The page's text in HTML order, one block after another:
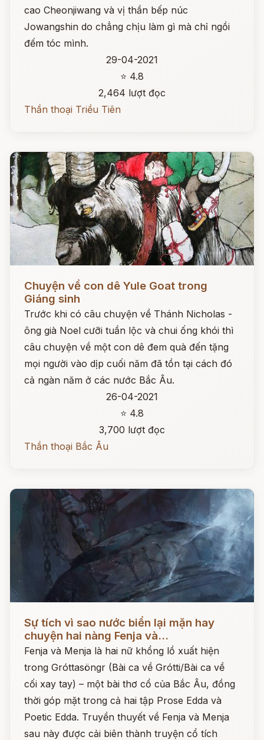
cao Cheonjiwang và vị thần bếp núc
Jowangshin do chẳng chịu làm gì mà chỉ ngồi
đếm tóc mình.
29-04-2021
⭐ 4.8
2,464 lượt đọc
Thần thoại Triều Tiên
Chuyện về con dê Yule Goat trong
Giáng sinh
Trước khi có câu chuyện về Thánh Nicholas -
ông già Noel cưỡi tuần lộc và chui ống khói thì
câu chuyện về một con dê đem quà đến tặng
mọi người vào dịp cuối năm đã tồn tại cách đó
cả ngàn năm ở các nước Bắc Âu.
26-04-2021
⭐ 4.8
3,700 lượt đọc
Thần thoại Bắc Âu
Sự tích vì sao nước biển lại mặn hay
chuyện hai nàng Fenja và...
Fenja và Menja là hai nữ khổng lồ xuất hiện
trong Gróttasöngr (Bài ca về Grótti/Bài ca về
cối xay tay) – một bài thơ cổ của Bắc Âu, đồng
thời góp mặt trong cả hai tập Prose Edda và
Poetic Edda. Truyền thuyết về Fenja và Menja
sau này được cải biên thành truyện cổ tích